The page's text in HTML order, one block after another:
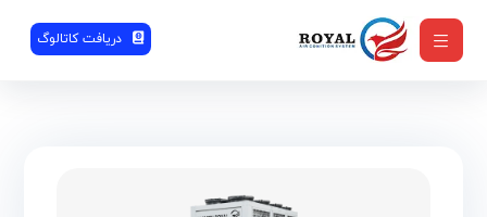
دریافت کاتالوگ